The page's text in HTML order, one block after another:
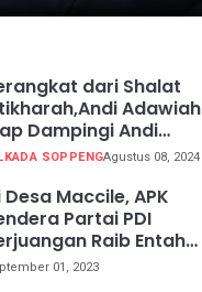
dari Shalat
Adawiah
Dampingi Andi
SOPPENGAgustus 08, 2024
Desa Maccile, APK
Partai PDI
Raib Entah
01, 2023